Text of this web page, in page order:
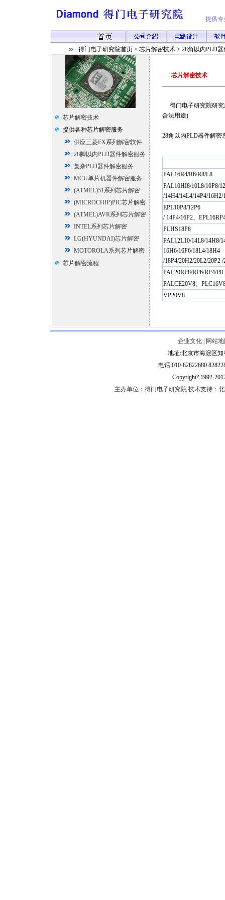
得门电子研究院首页 > 芯片解密技术 > 28角以内PLD
芯片解密技术
提供各种芯片解密服务
供应三菱FX系列解密软件
28脚以内PLD器件解密服务
复杂PLD器件解密服务
MCU单片机器件解密服务
(ATMEL)51系列芯片解密
(MICROCHIP)PIC芯片解密
(ATMEL)AVR系列芯片解密
INTEL系列芯片解密
LG(HYUNDAI)芯片解密
MOTOROLA系列芯片解密
芯片解密流程
芯片解密技术
得门电子研究院研究
合法用途)
28角以内PLD器件解密
PAL16R4/R6/R8/L8
PAL10HI8/10L8/10P8/
/14H4/14L4/14P4/16H2/
EPL10P8/12P6
/ 14P4/16P2、
PLHS18P8
PAL12L10/14L8/14H8/
16H6/16P6/18L4/18H4
/18P4/20H2/20L2/20P2 /
PAL20RP8/RP6/RP4/P8
PALCE20V8、
VP20V8
企业文化
网站
地址:北京市海淀区知
电话:010-82822680
Copyright? 1992-
主办单位：得门电子研究院 技术支持：